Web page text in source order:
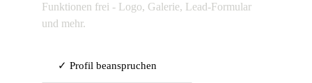
Funktionen frei - Logo, Galerie, Lead-Formular
und mehr.
✓ Profil beanspruchen